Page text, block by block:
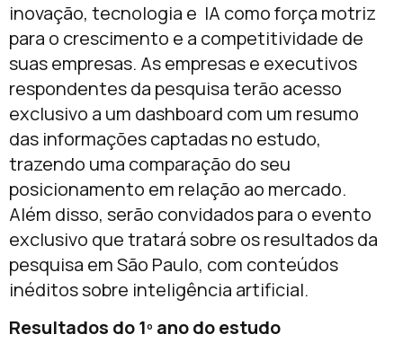
inovação, tecnologia e IA como força motriz
para o crescimento e a competitividade de
suas empresas. As empresas e executivos
respondentes da pesquisa terão acesso
exclusivo a um dashboard com um resumo
das informações captadas no estudo,
trazendo uma comparação do seu
posicionamento em relação ao mercado.
Além disso, serão convidados para o evento
exclusivo que tratará sobre os resultados da
pesquisa em São Paulo, com conteúdos
inéditos sobre inteligência artificial.
Resultados do 1º ano do estudo